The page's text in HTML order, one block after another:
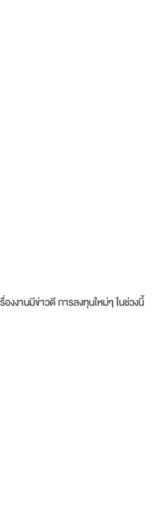
งงานมีข่าวดี การลงทุนใหม่ๆ ในช่วงนี้